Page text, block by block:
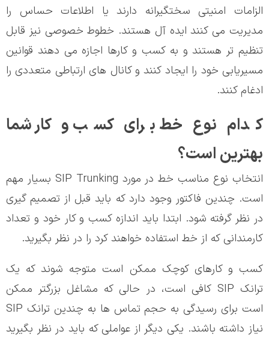
الزامات امنیتی سختگیرانه دارند یا اطلاعات حساس را
مدیریت می کنند ایده آل هستند. خطوط خصوصی نیز قابل
تنظیم تر هستند و به کسب و کارها اجازه می دهند قوانین
مسیریابی خود را ایجاد کنند و کانال های ارتباطی متعددی را
ادغام کنند.
کدام نوع خط برای کسب و کار شما
بهترین است؟
انتخاب نوع مناسب خط در مورد SIP Trunking بسیار مهم
است. چندین فاکتور وجود دارد که باید قبل از تصمیم گیری
در نظر گرفته شود. ابتدا باید اندازه کسب و کار خود و تعداد
کارمندانی که از خط استفاده خواهند کرد را در نظر بگیرید.
کسب و کارهای کوچک ممکن است متوجه شوند که یک
ترانک SIP کافی است، در حالی که مشاغل بزرگتر ممکن
است برای رسیدگی به حجم تماس ها به چندین ترانک SIP
نیاز داشته باشند. یکی دیگر از عواملی که باید در نظر بگیرید